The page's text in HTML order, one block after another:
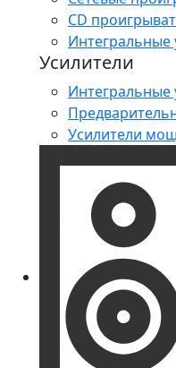
CD
Интегральные
Усилители
Интегральные
Усилители